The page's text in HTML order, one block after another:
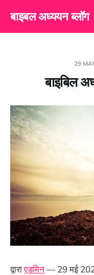
बाइबल अध्ययन ब्लॉग
29
बाइबिल
द्वाराएडमिन— 29 मई